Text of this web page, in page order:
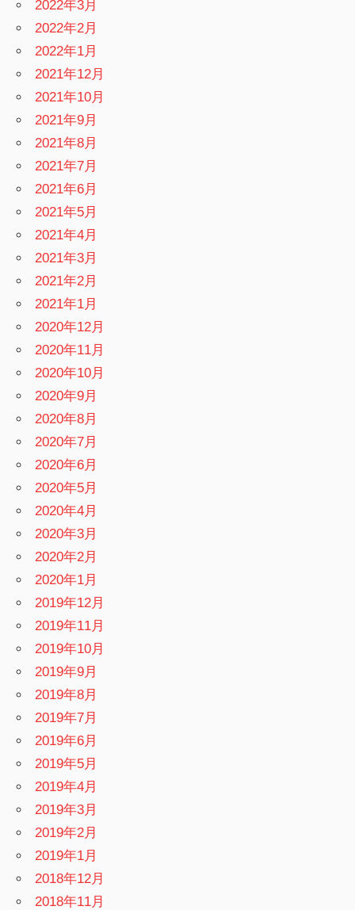
2022年3月
2022年2月
2022年1月
2021年12月
2021年10月
2021年9月
2021年8月
2021年7月
2021年6月
2021年5月
2021年4月
2021年3月
2021年2月
2021年1月
2020年12月
2020年11月
2020年10月
2020年9月
2020年8月
2020年7月
2020年6月
2020年5月
2020年4月
2020年3月
2020年2月
2020年1月
2019年12月
2019年11月
2019年10月
2019年9月
2019年8月
2019年7月
2019年6月
2019年5月
2019年4月
2019年3月
2019年2月
2019年1月
2018年12月
2018年11月